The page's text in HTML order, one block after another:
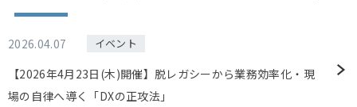
2026.04.07 イベント
【2026年4月23日(木)開催】脱レガシーから業務効率化・現
場の自律へ導く「DXの正攻法」